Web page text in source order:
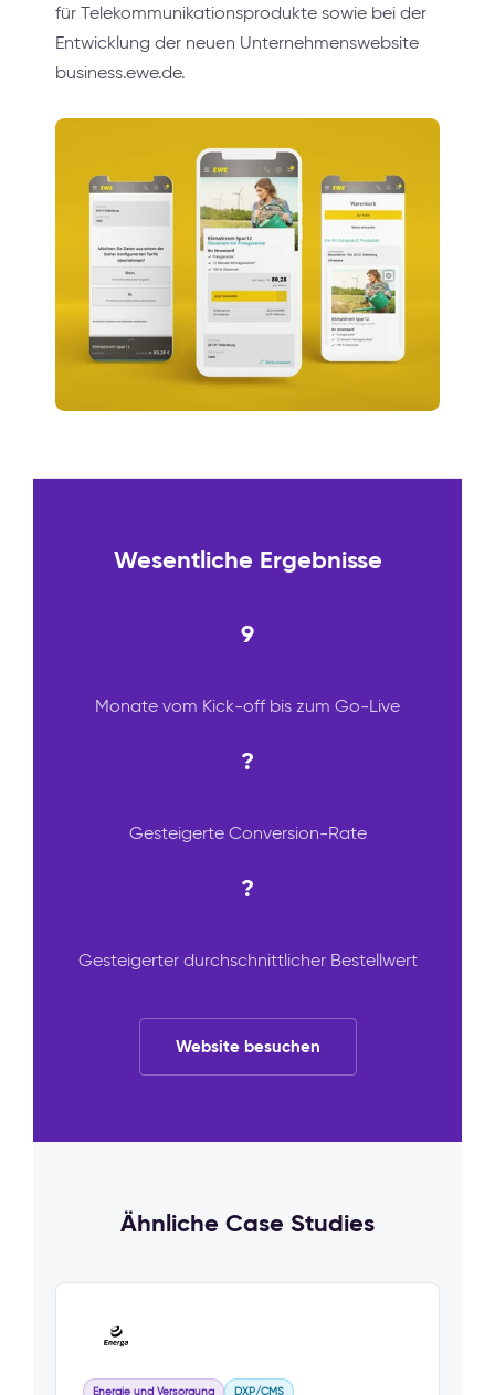
für Telekommunikationsprodukte sowie bei der
Entwicklung der neuen Unternehmenswebsite
business.ewe.de.
Wesentliche Ergebnisse
9
Monate vom Kick-off bis zum Go-Live
?
Gesteigerte Conversion-Rate
?
Gesteigerter durchschnittlicher Bestellwert
Website besuchen
Ähnliche Case Studies
Energie und Versorgung DXP/CMS